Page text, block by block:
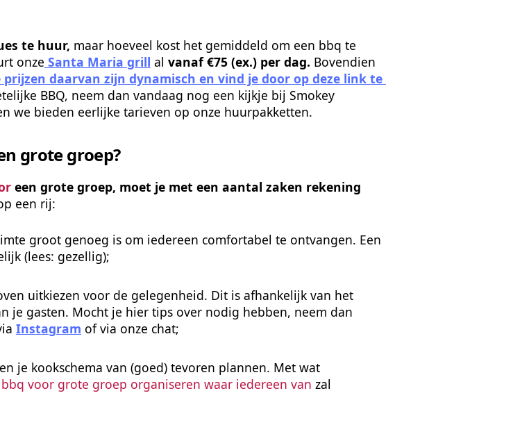
te huur, maar hoeveel kost het gemiddeld om een bbq te
onze Santa Maria grill al vanaf €75 (ex.) per dag. Bovendien
prijzen daarvan zijn dynamisch en vind je door op deze link te
BBQ, neem dan vandaag nog een kijkje bij Smokey
we bieden eerlijke tarieven op onze huurpakketten.
grote groep?
een grote groep, moet je met een aantal zaken rekening
een rij:
groot genoeg is om iedereen comfortabel te ontvangen. Een
(lees: gezellig);
uitkiezen voor de gelegenheid. Dit is afhankelijk van het
je gasten. Mocht je hier tips over nodig hebben, neem dan
Instagram of via onze chat;
je kookschema van (goed) tevoren plannen. Met wat
voor grote groep organiseren waar iedereen van zal